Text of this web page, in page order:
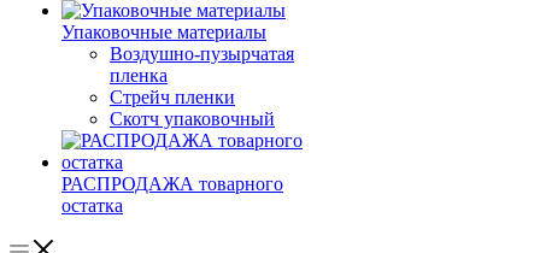
Упаковочные материалы
Воздушно-пузырчатая
пленка
Стрейч пленки
Скотч упаковочный
РАСПРОДАЖА товарного
остатка